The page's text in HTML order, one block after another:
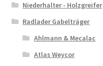
Niederhalter - Holzgreifer
Radlader Gabelträger
Ahlmann & Mecalac
Atlas Weycor